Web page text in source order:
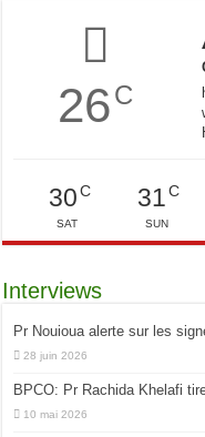
26C
30C
SAT
31 C
SUN
Interviews
Pr Nouioua alerte sur les
28 juin 2026
BPCO: Pr Rachida Khelafi
10 mai 2026